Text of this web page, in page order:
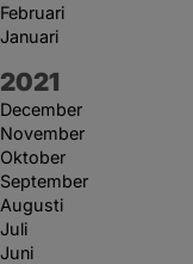
Februari
Januari
År:
2021
December
November
Oktober
September
Augusti
Juli
Juni